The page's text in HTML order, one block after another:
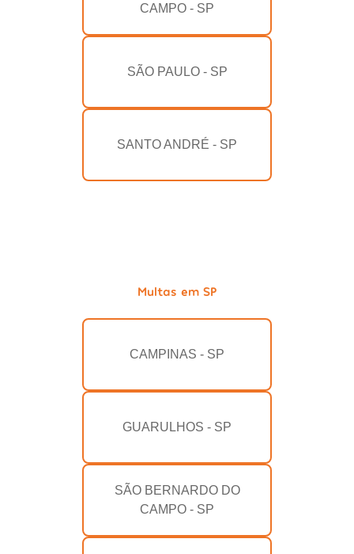
CAMPO - SP
SÃO PAULO - SP
SANTO ANDRÉ - SP
Multas em SP
CAMPINAS - SP
GUARULHOS - SP
SÃO BERNARDO DO
CAMPO - SP